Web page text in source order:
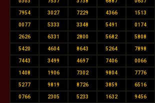
7954 3027 7229 4366 1513
0077 5333 3348 5491 0174
2626 6331 2800 5682 5808
5420 4604 8643 5264 7898
7443 3499 4697 7406 0066
1408 1906 7302 9804 7776
5277 9819 8726 3859 6516
0766 2305 5233 1632 9456